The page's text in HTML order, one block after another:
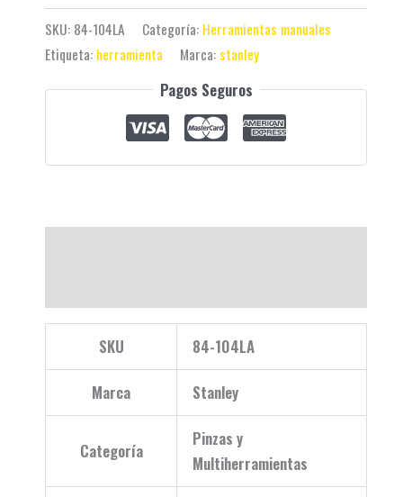
SKU: 84-104LA Categoría: Herramientas manuales
Etiqueta: herramienta Marca: stanley
Pagos Seguros
SKU 84-104LA
Marca Stanley
Categoría
Pinzas y
Multiherramientas